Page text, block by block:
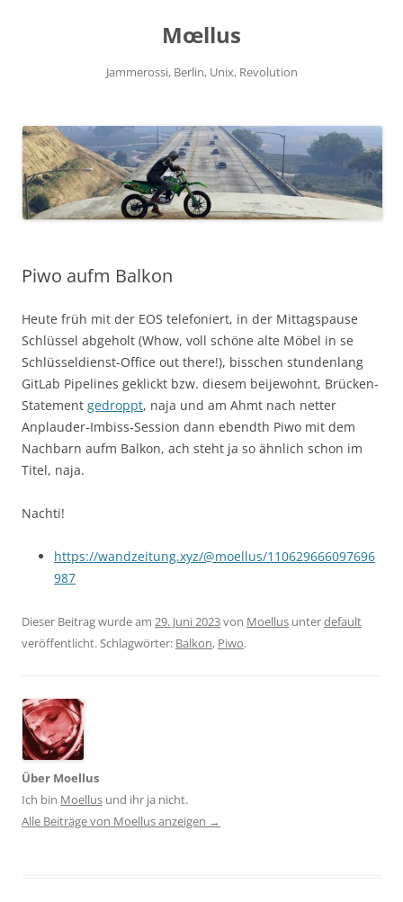
Mœllus
Jammerossi, Berlin, Unix, Revolution
Piwo aufm Balkon
Heute früh mit der EOS telefoniert, in der Mittagspause
Schlüssel abgeholt (Whow, voll schöne alte Möbel in se
Schlüsseldienst-Office out there!), bisschen stundenlang
GitLab Pipelines geklickt bzw. diesem beijewohnt, Brücken-
Statement gedroppt, naja und am Ahmt nach netter
Anplauder-Imbiss-Session dann ebendth Piwo mit dem
Nachbarn aufm Balkon, ach steht ja so ähnlich schon im
Titel, naja.
Nachti!
https://wandzeitung.xyz/@moellus/110629666097696
987
Dieser Beitrag wurde am 29. Juni 2023von Moellus unterdefault
veröffentlicht. Schlagwörter: Balkon, Piwo.
Über Moellus
Ich bin Moellus und ihr ja nicht.
Alle Beiträge von Moellus anzeigen →